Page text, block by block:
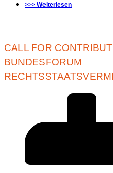
>>> Weiterlesen
CALL FOR
BUNDESFORUM